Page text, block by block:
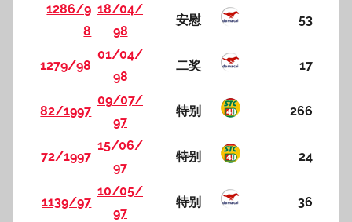
1286/9
8
18/04/
98
安慰 53
1279/98
01/04/
98
二奖 17
82/1997
09/07/
97
特别 266
72/1997
15/06/
97
特别 24
1139/97
10/05/
97
特别 36